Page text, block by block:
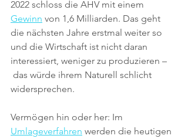
2022 schloss die AHV mit einem
Gewinn von 1,6 Milliarden. Das geht
die nächsten Jahre erstmal weiter so
und die Wirtschaft ist nicht daran
interessiert, weniger zu produzieren –
das würde ihrem Naturell schlicht
widersprechen.
Vermögen hin oder her: Im
Umlageverfahren werden die heutigen